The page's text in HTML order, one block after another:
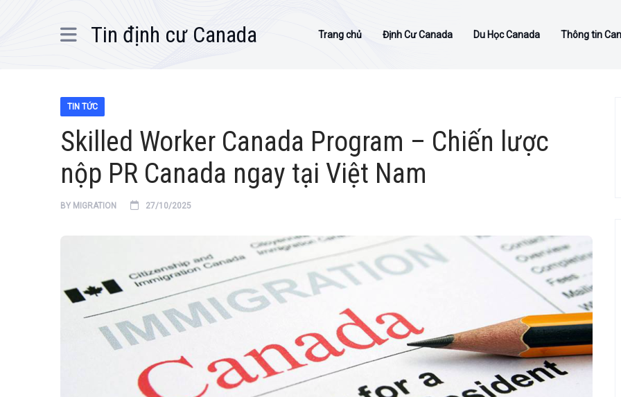
Tin định cư Canada Trang chủ Định Cư Canada Du Học Canada Thông tin
TIN TỨC
Skilled Worker Canada Program – Chiến lược
nộp PR Canada ngay tại Việt Nam
BY MIGRATION 27/10/2025